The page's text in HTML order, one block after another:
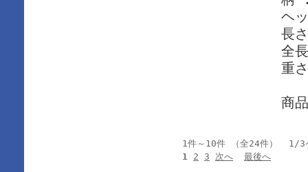
ヘ
長
全
重
商
1件～10件 （全24件） 1/3
1 2 3 次へ 最後へ